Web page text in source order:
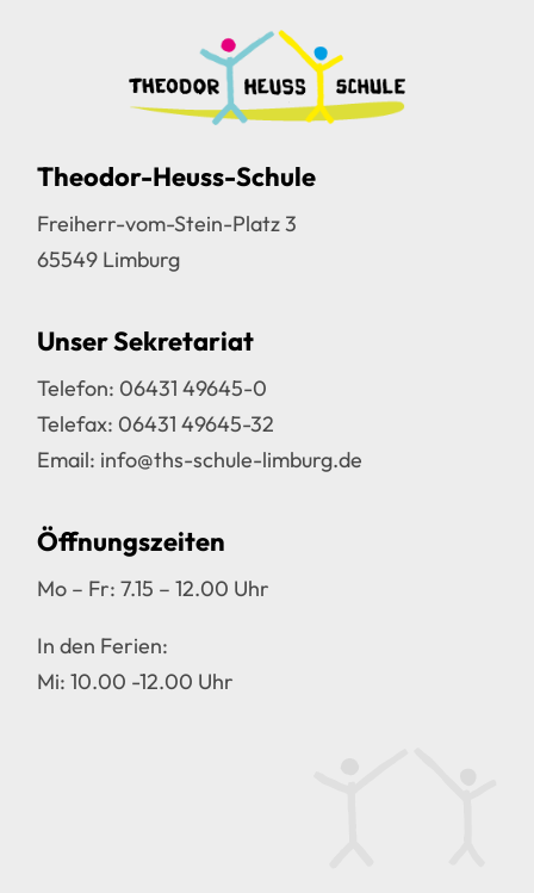
Theodor-Heuss-Schule
Freiherr-vom-Stein-Platz 3
65549 Limburg
Unser Sekretariat
Telefon: 06431 49645-0
Telefax: 06431 49645-32
Email: info@ths-schule-limburg.de
Öffnungszeiten
Mo – Fr: 7.15 – 12.00 Uhr
In den Ferien:
Mi: 10.00 -12.00 Uhr